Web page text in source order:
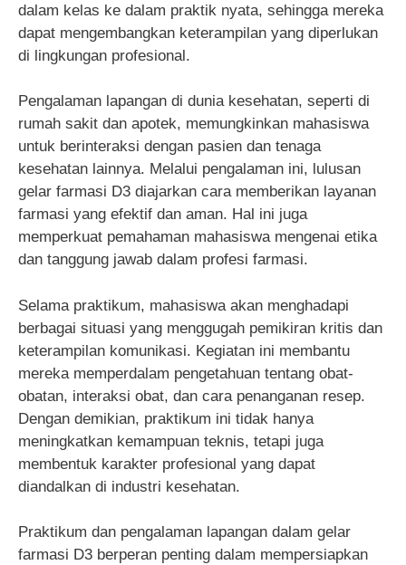
dalam kelas ke dalam praktik nyata, sehingga mereka
dapat mengembangkan keterampilan yang diperlukan
di lingkungan profesional.
Pengalaman lapangan di dunia kesehatan, seperti di
rumah sakit dan apotek, memungkinkan mahasiswa
untuk berinteraksi dengan pasien dan tenaga
kesehatan lainnya. Melalui pengalaman ini, lulusan
gelar farmasi D3 diajarkan cara memberikan layanan
farmasi yang efektif dan aman. Hal ini juga
memperkuat pemahaman mahasiswa mengenai etika
dan tanggung jawab dalam profesi farmasi.
Selama praktikum, mahasiswa akan menghadapi
berbagai situasi yang menggugah pemikiran kritis dan
keterampilan komunikasi. Kegiatan ini membantu
mereka memperdalam pengetahuan tentang obat-
obatan, interaksi obat, dan cara penanganan resep.
Dengan demikian, praktikum ini tidak hanya
meningkatkan kemampuan teknis, tetapi juga
membentuk karakter profesional yang dapat
diandalkan di industri kesehatan.
Praktikum dan pengalaman lapangan dalam gelar
farmasi D3 berperan penting dalam mempersiapkan